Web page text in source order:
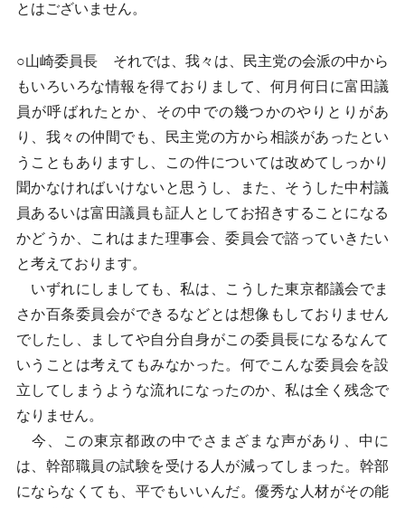
とはございません。
○山崎委員長 それでは、我々は、民主党の会派の中から
もいろいろな情報を得ておりまして、何月何日に富田議
員が呼ばれたとか、その中での幾つかのやりとりがあ
り、我々の仲間でも、民主党の方から相談があったとい
うこともありますし、この件については改めてしっかり
聞かなければいけないと思うし、また、そうした中村議
員あるいは富田議員も証人としてお招きすることになる
かどうか、これはまた理事会、委員会で諮っていきたい
と考えております。
いずれにしましても、私は、こうした東京都議会でま
さか百条委員会ができるなどとは想像もしておりません
でしたし、ましてや自分自身がこの委員長になるなんて
いうことは考えてもみなかった。何でこんな委員会を設
立してしまうような流れになったのか、私は全く残念で
なりません。
今、この東京都政の中でさまざまな声があり、中に
は、幹部職員の試験を受ける人が減ってしまった。幹部
にならなくても、平でもいいんだ。優秀な人材がその能